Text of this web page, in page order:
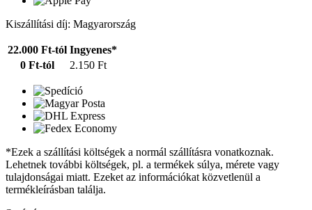
Kiszállítási díj: Magyarország
22.000 Ft-tól Ingyenes*
0 Ft-tól
2.150 Ft
*Ezek a szállítási költségek a normál szállításra vonatkoznak.
Lehetnek további költségek, pl. a termékek súlya, mérete vagy
tulajdonságai miatt. Ezeket az információkat közvetlenül a
termékleírásban találja.